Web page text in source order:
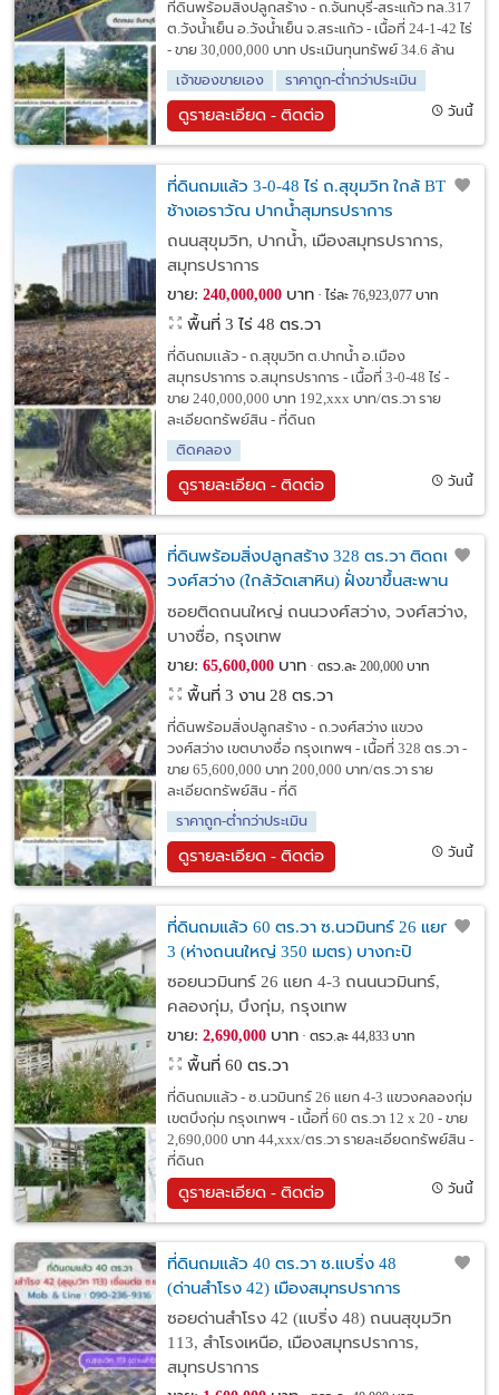
ที่ดินพร้อมสิ่งปลูกสร้าง - ถ.จันทบุรี-สระแก้ว ทล.317
ต.วังน้ำเย็น อ.วังน้ำเย็น จ.สระแก้ว - เนื้อที่ 24-1-42 ไร่
- ขาย 30,000,000 บาท ประเมินทุนทรัพย์ 34.6 ล้าน
เจ้าของขายเอง
ราคาถูก-ต่ำกว่าประเมิน
ดูรายละเอียด - ติดต่อ วันนี้
ที่ดินถมแล้ว 3-0-48 ไร่ ถ.สุขุมวิท ใกล้ BTS
ช้างเอราวัณ ปากน้ำสุมทรปราการ
ถนนสุขุมวิท, ปากน้ำ, เมืองสมุทรปราการ,
สมุทรปราการ
ขาย: 240,000,000บาท ไร่ละ 76,923,077 บาท
พื้นที่ 3 ไร่ 48 ตร.วา
ที่ดินถมเเล้ว - ถ.สุขุมวิท ต.ปากน้ำ อ.เมือง
สมุทรปราการ จ.สมุทรปราการ - เนื้อที่ 3-0-48 ไร่ -
ขาย 240,000,000 บาท 192,xxx บาท/ตร.วา ราย
ละเอียดทรัพย์สิน - ที่ดินถ
ติดคลอง
ดูรายละเอียด - ติดต่อ วันนี้
ที่ดินพร้อมสิ่งปลูกสร้าง 328 ตร.วา ติดถนน
วงศ์สว่าง (ใกล้วัดเสาหิน) ฝั่งขาขึ้นสะพาน
พระราม 7 บางซื่อ
ซอยติดถนนใหญ่ ถนนวงศ์สว่าง, วงศ์สว่าง,
บางซื่อ, กรุงเทพ
ขาย: 65,600,000บาท ตรว.ละ 200,000 บาท
พื้นที่ 3 งาน 28 ตร.วา
ที่ดินพร้อมสิ่งปลูกสร้าง - ถ.วงศ์สว่าง แขวง
วงศ์สว่าง เขตบางซื่อ กรุงเทพฯ - เนื้อที่ 328 ตร.วา -
ขาย 65,600,000 บาท 200,000 บาท/ตร.วา ราย
ละเอียดทรัพย์สิน - ที่ดิ
ราคาถูก-ต่ำกว่าประเมิน
ดูรายละเอียด - ติดต่อ วันนี้
ที่ดินถมแล้ว 60 ตร.วา ซ.นวมินทร์ 26 แยก 4-
3 (ห่างถนนใหญ่ 350 เมตร) บางกะปิ
ซอยนวมินทร์ 26 แยก 4-3 ถนนนวมินทร์,
คลองกุ่ม, บึงกุ่ม, กรุงเทพ
ขาย: 2,690,000บาท ตรว.ละ 44,833 บาท
พื้นที่ 60 ตร.วา
ที่ดินถมแล้ว - ซ.นวมินทร์ 26 แยก 4-3 แขวงคลองกุ่ม
เขตบึงกุ่ม กรุงเทพฯ - เนื้อที่ 60 ตร.วา 12 x 20 - ขาย
2,690,000 บาท 44,xxx/ตร.วา รายละเอียดทรัพย์สิน -
ที่ดินถ
ดูรายละเอียด - ติดต่อ วันนี้
ที่ดินถมแล้ว 40 ตร.วา ซ.แบริ่ง 48
(ด่านสำโรง 42) เมืองสมุทรปราการ
ซอยด่านสำโรง 42 (แบริ่ง 48) ถนนสุขุมวิท
113, สำโรงเหนือ, เมืองสมุทรปราการ,
สมุทรปราการ